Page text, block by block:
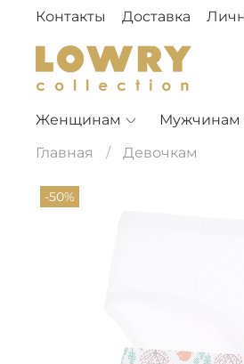
Контакты Доставка
Женщинам Мужчинам
Главная
Девочкам
-50%